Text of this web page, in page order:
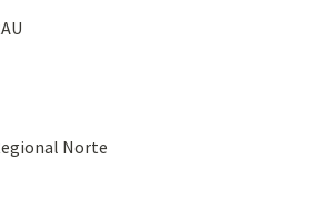
Norte